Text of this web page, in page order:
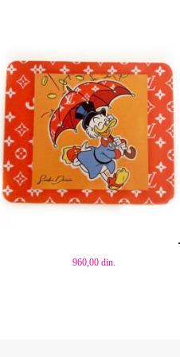
960,00 din.